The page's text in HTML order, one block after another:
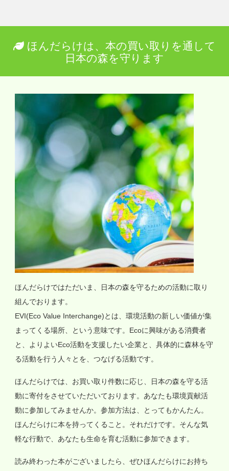
ほんだらけは、本の買い取りを通して
日本の森を守ります
ほんだらけではただいま、日本の森を守るための活動に取り
組んでおります。
EVI(Eco Value Interchange)とは、環境活動の新しい価値が集
まってくる場所、という意味です。Ecoに興味がある消費者
と、よりよいEco活動を支援したい企業と、具体的に森林を守
る活動を行う人々とを、つなげる活動です。
ほんだらけでは、お買い取り件数に応じ、日本の森を守る活
動に寄付をさせていただいております。あなたも環境貢献活
動に参加してみませんか。参加方法は、とってもかんたん。
ほんだらけに本を持ってくること。それだけです。そんな気
軽な行動で、あなたも生命を育む活動に参加できます。
読み終わった本がございましたら、ぜひほんだらけにお持ち